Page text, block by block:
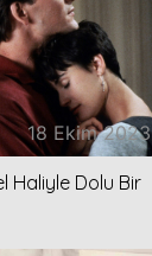
18 Ekim 2023
Haliyle Dolu Bir